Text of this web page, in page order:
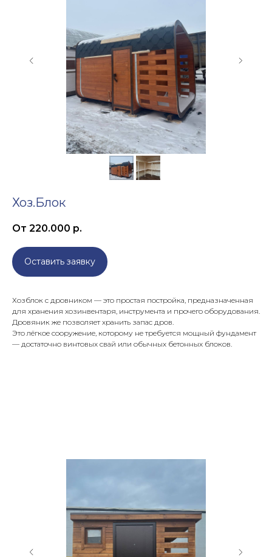
Хоз.Блок
От 220.000 р.
Оставить заявку
Хозблок с дровником — это простая постройка, предназначенная
для хранения хозинвентаря, инструмента и прочего оборудования.
Дровяник же позволяет хранить запас дров.
Это лёгкое сооружение, которому не требуется мощный фундамент
— достаточно винтовых свай или обычных бетонных блоков.